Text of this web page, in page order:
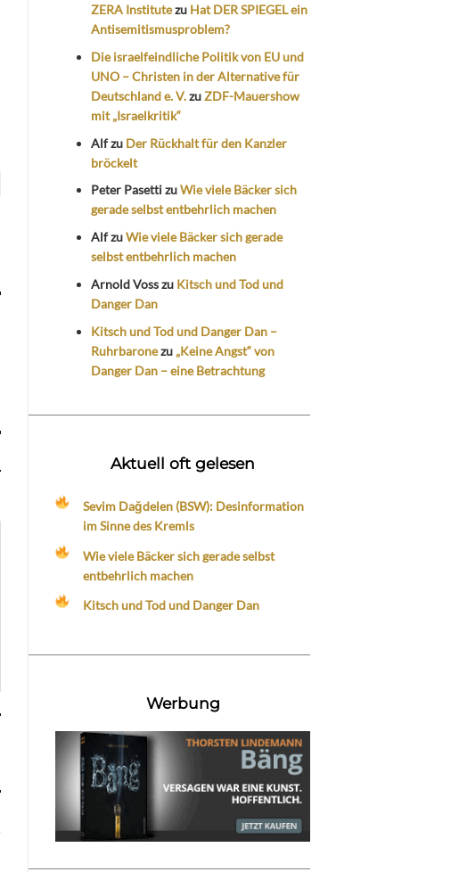
ZERA Institutezu Hat DER SPIEGEL ein
Antisemitismusproblem?
Die israelfeindliche Politik von EU und
UNO – Christen in der Alternative für
Deutschland e. V.zuZDF-Mauershow
mit „Israelkritik“
Alfzu Der Rückhalt für den Kanzler
bröckelt
Peter PasettizuWie viele Bäcker sich
gerade selbst entbehrlich machen
AlfzuWie viele Bäcker sich gerade
selbst entbehrlich machen
Arnold Vosszu Kitsch und Tod und
Danger Dan
Kitsch und Tod und Danger Dan –
Ruhrbaronezu „Keine Angst“ von
Danger Dan – eine Betrachtung
Aktuell oft gelesen
Sevim Dağdelen (BSW): Desinformation
im Sinne des Kremls
Wie viele Bäcker sich gerade selbst
entbehrlich machen
Kitsch und Tod und Danger Dan
Werbung